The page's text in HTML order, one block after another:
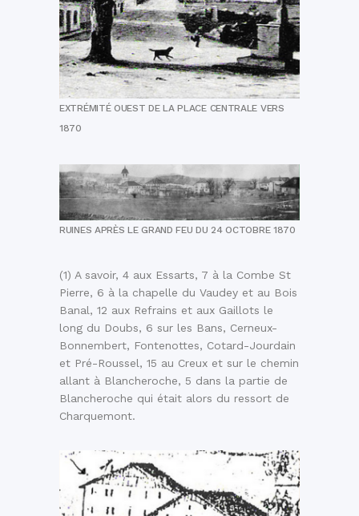
EXTRÉMITÉ OUEST DE LA PLACE CENTRALE VERS
1870
RUINES APRÈS LE GRAND FEU DU 24 OCTOBRE 1870
(1) A savoir, 4 aux Essarts, 7 à la Combe St
Pierre, 6 à la chapelle du Vaudey et au Bois
Banal, 12 aux Refrains et aux Gaillots le
long du Doubs, 6 sur les Bans, Cerneux-
Bonnembert, Fontenottes, Cotard-Jourdain
et Pré-Roussel, 15 au Creux et sur le chemin
allant à Blancheroche, 5 dans la partie de
Blancheroche qui était alors du ressort de
Charquemont.